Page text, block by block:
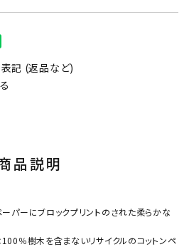
記 (返品など)
品説明
ーパーにブロックプリントのされた柔らかな
％樹木を含まないリサイクルのコットンペ